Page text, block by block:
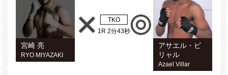
宮崎 亮
RYO MIYAZAKI
TKO
1R 2分43秒
アサエル・ビ
リャル
Azael Villar